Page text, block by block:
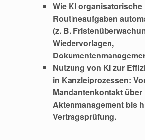
Wie KI organisatorische
Routineaufgaben
(z. B.
Wiedervorlagen,
Nutzung von KI zur
in Kanzleiprozessen:
Mandantenkontakt über
Aktenmanagement bis
Vertragsprüfung.